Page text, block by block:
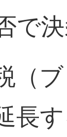
で
（
長